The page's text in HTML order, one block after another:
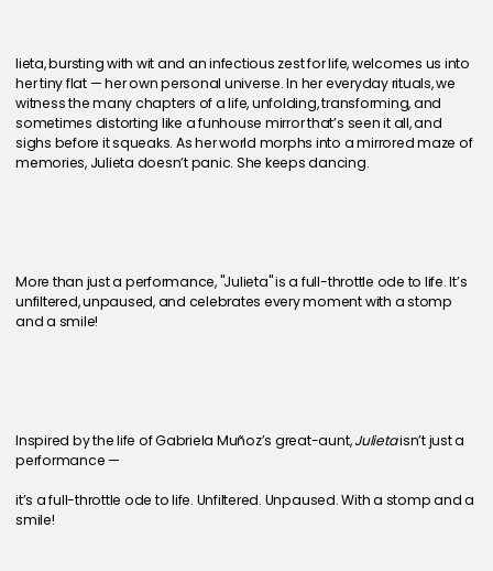
lieta, bursting with wit and an infectious zest for life, welcomes us into
her tiny flat — her own personal universe. In her everyday rituals, we
witness the many chapters of a life, unfolding, transforming, and
sometimes distorting like a funhouse mirror that’s seen it all, and
sighs before it squeaks. As her world morphs into a mirrored maze of
memories, Julieta doesn’t panic. She keeps dancing.
More than just a performance, "Julieta" is a full-throttle ode to life. It’s
unfiltered, unpaused, and celebrates every moment with a stomp
and a smile!
Inspired by the life of Gabriela Muñoz’s great-aunt, Julieta isn’t just a
performance —
it’s a full-throttle ode to life. Unfiltered. Unpaused. With a stomp and a
smile!